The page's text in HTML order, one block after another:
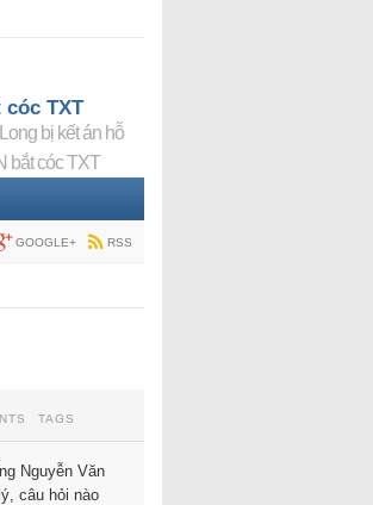
TXT
bị kết án hỗ
bắt cóc TXT
GOOGLE+ RSS
TAGS
Nguyễn Văn
câu hỏi nào